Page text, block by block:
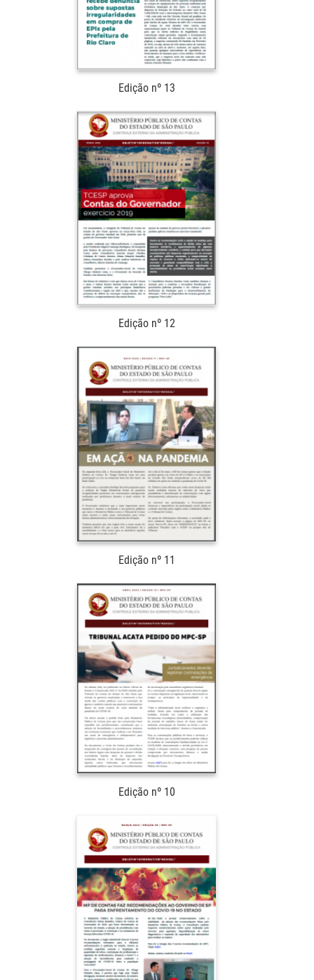
Edição nº 13
Edição nº 12
Edição nº 11
Edição nº 10